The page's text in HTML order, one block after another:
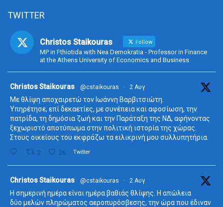
TWITTER
Christos Staikouras Follow
MP in Fthiotida with Nea Demokratia - Professor in Finance
at the Athens University of Economics and Business
Christos Staikouras @cstaikouras · 2 Αυγ
Με θλίψη αποχαιρετώ τον Ιωάννη Βαρβιτσιώτη.
Υπηρέτησε, επί δεκαετίες, με συνέπεια και αφοσίωση, την
πατρίδα, τη δημόσια ζωή και την Παράταξη της ΝΔ, αφήνοντας
ξεχωριστό αποτύπωμα στην πολιτική ιστορία της χώρας.
Στους οικείους του εκφράζω τα ειλικρινή μου συλλυπητήρια.
2 26 Twitter
Christos Staikouras @cstaikouras · 2 Αυγ
Η σημερινή ημέρα είναι ημέρα βαθιάς θλίψης. Η απώλεια
δύο μελών πληρώματος αεροπυρόσβεσης, την ώρα που έδιναν